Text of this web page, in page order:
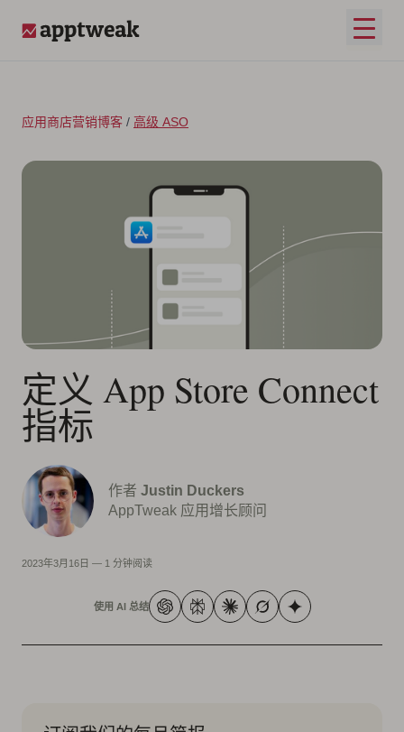
打开
应用商店营销博客 / 高级 ASO
定义 App Store Connect
指标
作者 Justin Duckers
AppTweak 应用增长顾问
2023年3月16日 — 1 分钟阅读
使用 AI 总结